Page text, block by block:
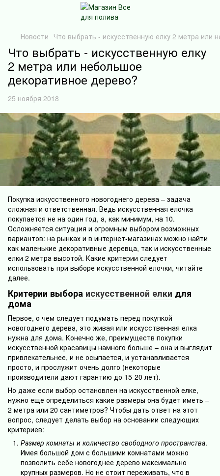
Новости Что выбрать - искусственную елку 2 метра или
Что выбрать - искусственную елку
2 метра или небольшое
декоративное дерево?
25 ноября 2018
Покупка искусственного новогоднего дерева – задача
сложная и ответственная. Ведь искусственная елочка
покупается не на один год, а, как минимум, на 10.
Осложняется ситуация и огромным выбором возможных
вариантов: на рынках и в интернет-магазинах можно найти
как маленькие декоративные деревца, так и искусственные
елки 2 метра высотой. Какие критерии следует
использовать при выборе искусственной елочки, читайте
далее.
Критерии выбора искусственной елки для
дома
Первое, о чем следует подумать перед покупкой
новогоднего дерева, это живая или искусственная елка
нужна для дома. Конечно же, преимуществ покупки
искусственной красавицы намного больше – она и выглядит
привлекательнее, и не осыпается, и устанавливается
просто, и прослужит очень долго (некоторые
производители дают гарантию до 15-20 лет).
Но даже если выбор остановлен на искусственной елке,
нужно еще определиться какие размеры она будет иметь –
2 метра или 20 сантиметров? Чтобы дать ответ на этот
вопрос, следует делать выбор на основании следующих
критериев:
Размер комнаты и количество свободного пространства.
Имея большой дом с большими комнатами можно
позволить себе новогоднее дерево максимально
крупных размеров. Но не стоит переживать, что в